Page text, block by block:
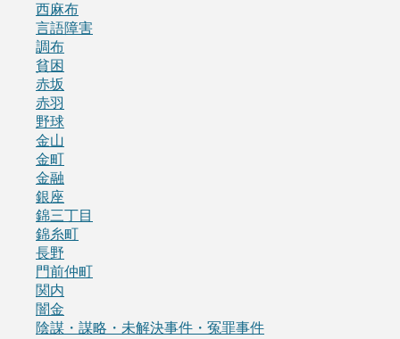
西麻布
言語障害
調布
貧困
赤坂
赤羽
野球
金山
金町
金融
銀座
錦三丁目
錦糸町
長野
門前仲町
関内
闇金
陰謀・謀略・未解決事件・冤罪事件